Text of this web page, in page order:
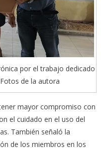
por el trabajo dedicado
de la autora
mayor compromiso con
el cuidado en el uso del
También señaló la
de los miembros en los